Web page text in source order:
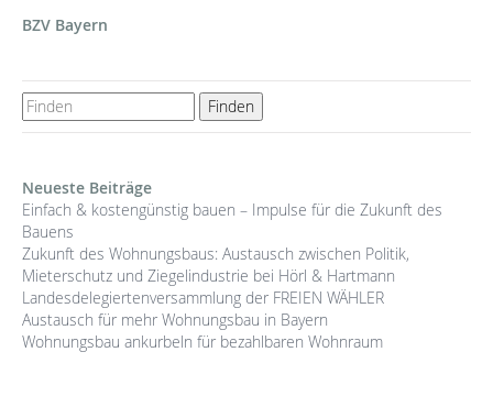
BZV Bayern
Neueste Beiträge
Einfach & kostengünstig bauen – Impulse für die Zukunft des
Bauens
Zukunft des Wohnungsbaus: Austausch zwischen Politik,
Mieterschutz und Ziegelindustrie bei Hörl & Hartmann
Landesdelegiertenversammlung der FREIEN WÄHLER
Austausch für mehr Wohnungsbau in Bayern
Wohnungsbau ankurbeln für bezahlbaren Wohnraum